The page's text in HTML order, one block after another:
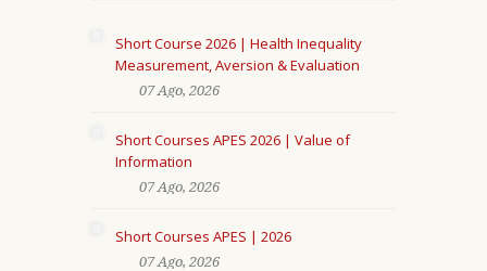
Short Course 2026 | Health Inequality
Measurement, Aversion & Evaluation
07 Ago, 2026
Short Courses APES 2026 | Value of
Information
07 Ago, 2026
Short Courses APES | 2026
07 Ago, 2026